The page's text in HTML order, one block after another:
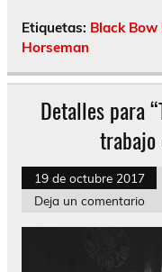
Etiquetas: Black Bow
Horseman
Detalles para
trabajo
19 de octubre 2017
Deja un comentario